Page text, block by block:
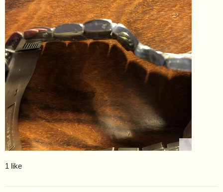
1 like